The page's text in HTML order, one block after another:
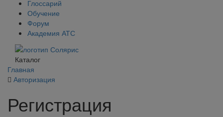
Глоссарий
Обучение
Форум
Академия АТС
Каталог
Главная
Авторизация
Регистрация